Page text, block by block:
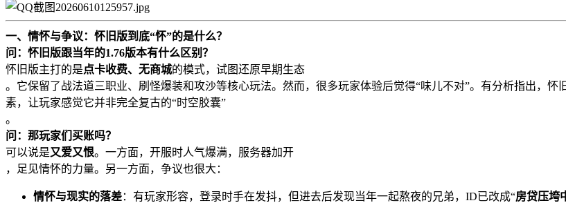
一、情怀与争议：怀旧版到底“怀”的是什么？
问：怀旧版跟当年的1.76版本有什么区别？
怀旧版主打的是点卡收费、无商城的模式，试图还原早期生态
。它保留了战法道三职业、刷怪爆装和攻沙等核心玩法。然而，很多玩家体验后觉得“味儿不对”。有分析指出，怀
素，让玩家感觉它并非完全复古的“时空胶囊”
。
问：那玩家们买账吗？
可以说是又爱又恨。一方面，开服时人气爆满，服务器加开
，足见情怀的力量。另一方面，争议也很大：
情怀与现实的落差：有玩家形容，登录时手在发抖，但进去后发现当年一起熬夜的兄弟，ID已改成“房贷压垮